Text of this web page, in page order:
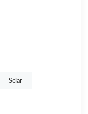
Solar